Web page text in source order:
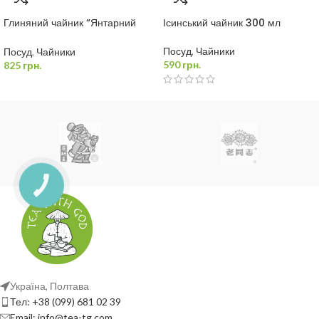
Глиняний чайник “Янтарний
Посуд, Чайники
825 грн.
Ісинський чайник 300 мл
Посуд, Чайники
590грн.
Україна, Полтава
Тел: +38 (099) 681 02 39